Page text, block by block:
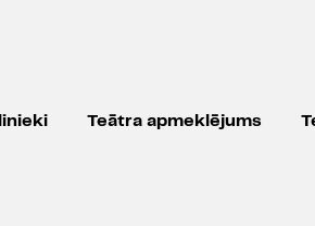
Teātra apmeklējums